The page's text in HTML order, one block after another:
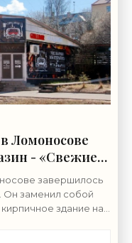
Ломоносове
- «Свежие
завершилось
Он заменил собой
здание на